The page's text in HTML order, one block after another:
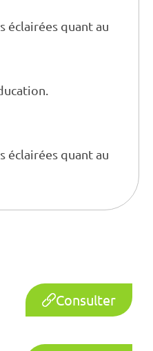
éclairées quant au
éclairées quant au
Consulter